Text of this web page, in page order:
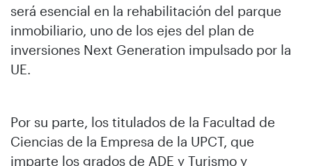
será esencial en la rehabilitación del parque
inmobiliario, uno de los ejes del plan de
inversiones Next Generation impulsado por la
UE.
Por su parte, los titulados de la Facultad de
Ciencias de la Empresa de la UPCT, que
imparte los grados de ADE y Turismo y